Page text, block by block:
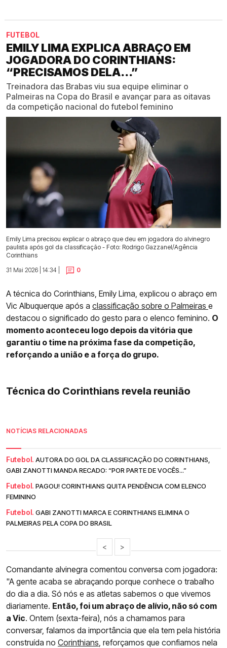
FUTEBOL
EMILY LIMA EXPLICA ABRAÇO EM
JOGADORA DO CORINTHIANS:
“PRECISAMOS DELA...”
Treinadora das Brabas viu sua equipe eliminar o
Palmeiras na Copa do Brasil e avançar para as oitavas
da competição nacional do futebol feminino
Emily Lima precisou explicar o abraço que deu em jogadora do alvinegro
paulista após gol da classificação - Foto: Rodrigo Gazzanel/Agência
Corinthians
31 Mai 2026 | 14:34 |
0
A técnica do Corinthians, Emily Lima, explicou o abraço em
Vic Albuquerque após a classificação sobre o Palmeiras e
destacou o significado do gesto para o elenco feminino. O
momento aconteceu logo depois da vitória que
garantiu o time na próxima fase da competição,
reforçando a união e a força do grupo.
Técnica do Corinthians revela reunião
NOTÍCIAS RELACIONADAS
Futebol. AUTORA DO GOL DA CLASSIFICAÇÃO DO CORINTHIANS,
GABI ZANOTTI MANDA RECADO: “POR PARTE DE VOCÊS...”
Futebol. PAGOU! CORINTHIANS QUITA PENDÊNCIA COM ELENCO
FEMININO
Futebol. GABI ZANOTTI MARCA E CORINTHIANS ELIMINA O
PALMEIRAS PELA COPA DO BRASIL
< >
Comandante alvinegra comentou conversa com jogadora:
"A gente acaba se abraçando porque conhece o trabalho
do dia a dia. Só nós e as atletas sabemos o que vivemos
diariamente. Então, foi um abraço de alívio, não só com
a Vic. Ontem (sexta-feira), nós a chamamos para
conversar, falamos da importância que ela tem pela história
construída no Corinthians , reforçamos que confiamos nela